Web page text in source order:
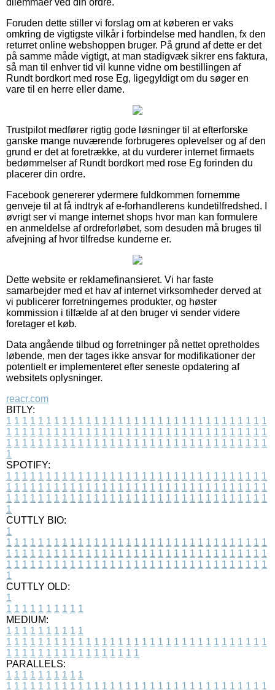
Foruden dette stiller vi forslag om at køberen er vaks
omkring de vigtigste vilkår i forbindelse med handlen, fx den
returret online webshoppen bruger. På grund af dette er det
på samme måde vigtigt, at man stadigvæk sikrer ens faktura,
så man til enhver tid vil kunne vidne om bestillingen af
Rundt bordkort med rose Eg, ligegyldigt om du søger en
vare til en herre eller dame.
Trustpilot medfører rigtig gode løsninger til at efterforske
ganske mange nuværende forbrugeres oplevelser og af den
grund er det at foretrække, at du vurderer internet firmaets
bedømmelser af Rundt bordkort med rose Eg forinden du
placerer din ordre.
Facebook genererer ydermere fuldkommen fornemme
genveje til at få indtryk af e-forhandlerens kundetilfredshed. I
øvrigt ser vi mange internet shops hvor man kan formulere
en anmeldelse af ordreforløbet, som desuden må bruges til
afvejning af hvor tilfredse kunderne er.
Dette website er reklamefinansieret. Vi har faste
samarbejder med et hav af internet virksomheder derved at
vi publicerer forretningernes produkter, og høster
kommission i tilfælde af at den bruger vi sender videre
foretager et køb.
Data angående tilbud og forretninger på nettet opretholdes
løbende, men der tages ikke ansvar for modifikationer der
potentielt er implementeret efter seneste opdatering af
websitets oplysninger.
reacr.com
BITLY:
1 1 1 1 1 1 1 1 1 1 1 1 1 1 1 1 1 1 1 1 1 1 1 1 1 1 1 1 1 1 1 1 1
1 1 1 1 1 1 1 1 1 1 1 1 1 1 1 1 1 1 1 1 1 1 1 1 1 1 1 1 1 1 1 1 1
1 1 1 1 1 1 1 1 1 1 1 1 1 1 1 1 1 1 1 1 1 1 1 1 1 1 1 1 1 1 1 1 1
1
SPOTIFY:
1 1 1 1 1 1 1 1 1 1 1 1 1 1 1 1 1 1 1 1 1 1 1 1 1 1 1 1 1 1 1 1 1
1 1 1 1 1 1 1 1 1 1 1 1 1 1 1 1 1 1 1 1 1 1 1 1 1 1 1 1 1 1 1 1 1
1 1 1 1 1 1 1 1 1 1 1 1 1 1 1 1 1 1 1 1 1 1 1 1 1 1 1 1 1 1 1 1 1
1
CUTTLY BIO:
1
1 1 1 1 1 1 1 1 1 1 1 1 1 1 1 1 1 1 1 1 1 1 1 1 1 1 1 1 1 1 1 1 1
1 1 1 1 1 1 1 1 1 1 1 1 1 1 1 1 1 1 1 1 1 1 1 1 1 1 1 1 1 1 1 1 1
1 1 1 1 1 1 1 1 1 1 1 1 1 1 1 1 1 1 1 1 1 1 1 1 1 1 1 1 1 1 1 1 1
1
CUTTLY OLD:
1
1 1 1 1 1 1 1 1 1 1
MEDIUM:
1 1 1 1 1 1 1 1 1 1
1 1 1 1 1 1 1 1 1 1 1 1 1 1 1 1 1 1 1 1 1 1 1 1 1 1 1 1 1 1 1 1 1
1 1 1 1 1 1 1 1 1 1 1 1 1 1 1 1 1
PARALLELS:
1 1 1 1 1 1 1 1 1 1
1 1 1 1 1 1 1 1 1 1 1 1 1 1 1 1 1 1 1 1 1 1 1 1 1 1 1 1 1 1 1 1 1